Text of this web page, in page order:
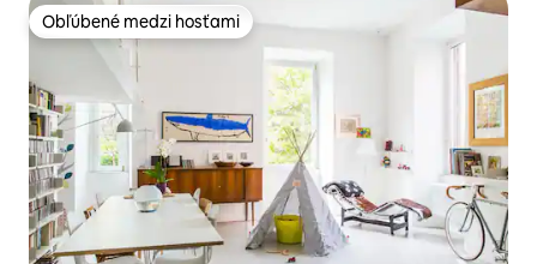
Obľúbené medzi hosťami
Obľúbené medzi hosťami